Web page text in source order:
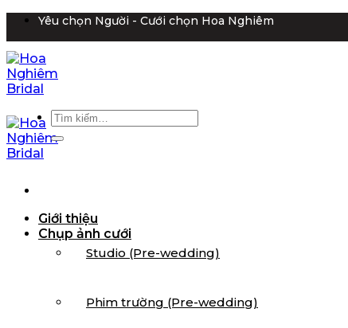
nội
dung
Yêu chọn Người - Cưới chọn Hoa Nghiêm
Giới thiệu
Chụp ảnh cưới
Studio (Pre-wedding)
Phim trường (Pre-wedding)
Tìm
kiếm: